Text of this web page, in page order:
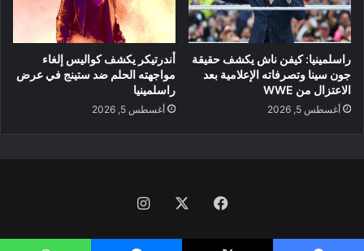
راسلمينيا: كيفن ناش يكشف حقيقة
جون سينا وتصرفاته الإعلامية بعد
الاعتزال من WWE
أغسطس 5, 2026
أندرتيكر يكشف كواليس إلغاء
مواجهته الحلم ضد ستينج في عرض
راسلمينيا
أغسطس 5, 2026
فيسبوك